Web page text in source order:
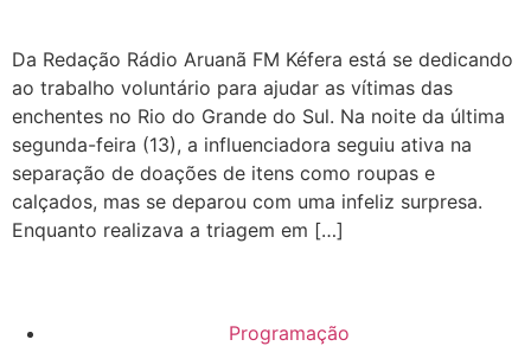
Da Redação Rádio Aruanã FM Kéfera está se dedicando
ao trabalho voluntário para ajudar as vítimas das
enchentes no Rio do Grande do Sul. Na noite da última
segunda-feira (13), a influenciadora seguiu ativa na
separação de doações de itens como roupas e
calçados, mas se deparou com uma infeliz surpresa.
Enquanto realizava a triagem em […]
Programação